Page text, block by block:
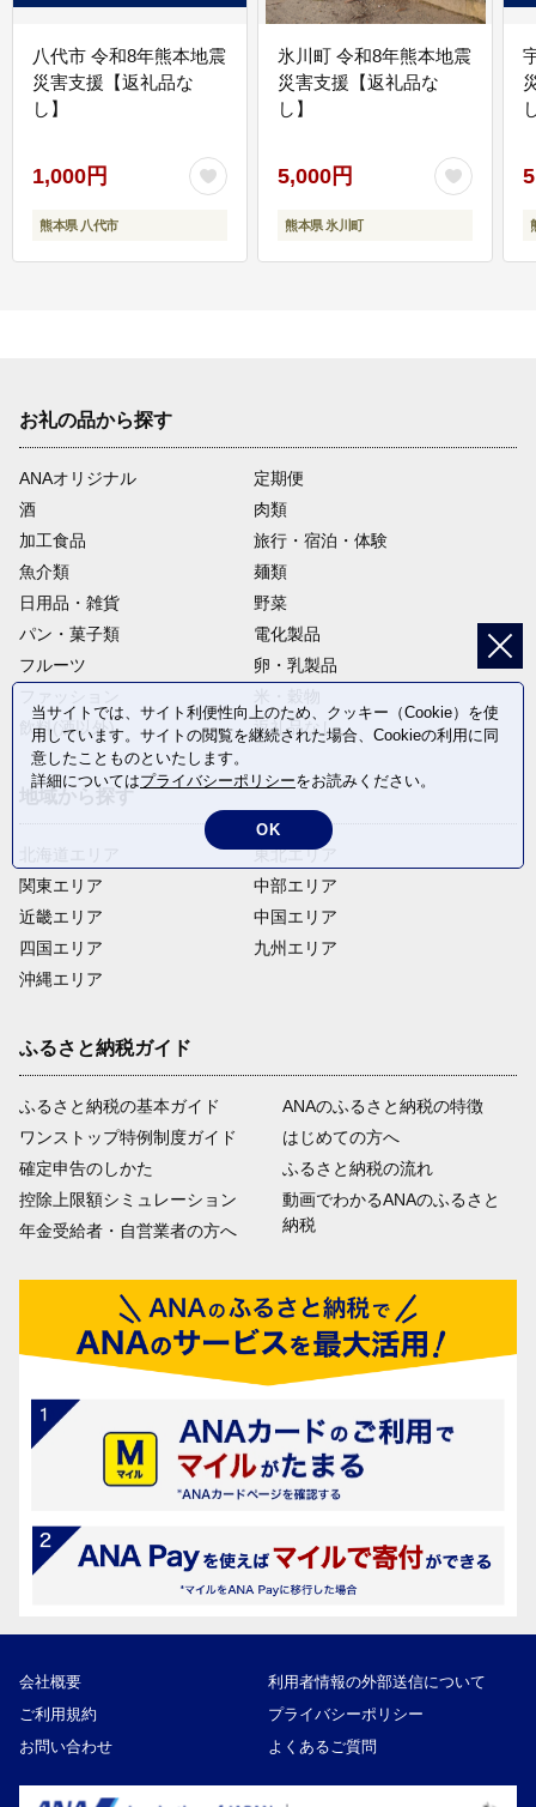
八代市 令和8年熊本地震
災害支援【返礼品な
し】
1,000円
熊本県 八代市
氷川町 令和8年熊本地震
災害支援【返礼品な
し】
5,000円
熊本県 氷川町
お礼の品から探す
ANAオリジナル
定期便
酒
肉類
加工食品
旅行・宿泊・体験
魚介類
麺類
日用品・雑貨
野菜
パン・菓子類
電化製品
フルーツ
卵・乳製品
飲料(酒以外)
返礼品なし
関東エリア
近畿エリア
四国エリア
沖縄エリア
東北エリア
中部エリア
中国エリア
九州エリア
ふるさと納税ガイド
ふるさと納税の基本ガイド
ワンストップ特例制度ガイド
確定申告のしかた
控除上限額シミュレーション
年金受給者・自営業者の方へ
ANAのふるさと納税の特徴
はじめての方へ
ふるさと納税の流れ
動画でわかるANAのふるさと
納税
会社概要
利用者情報の外部送信について
ご利用規約
プライバシーポリシー
お問い合わせ
よくあるご質問
当サイトでは、サイト利便性向上のため、クッキー（Cookie）を使
用しています。サイトの閲覧を継続された場合、Cookieの利用に同
意したことものといたします。
詳細についてはプライバシーポリシーをお読みください。
OK